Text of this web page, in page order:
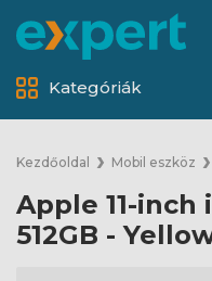
Kategóriák
Kezdőoldal Mobil eszköz
Apple 11-inch
512GB -